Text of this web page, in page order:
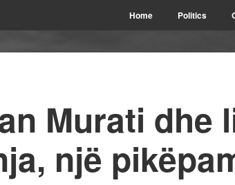
Home Politics
Murati dhe
një